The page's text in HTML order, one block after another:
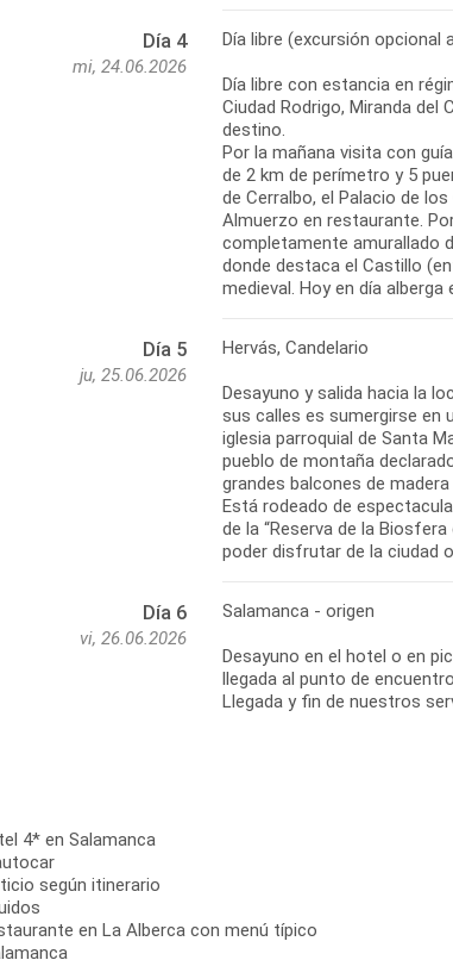
Día 4
mi, 24.06.2026
Día libre (excursión opcional
Día libre con estancia en
Ciudad Rodrigo, Miranda del
destino.
Por la mañana visita con
de 2 km de perímetro y 5
de Cerralbo, el Palacio de
Almuerzo en restaurante.
completamente amurallado
donde destaca el Castillo
medieval. Hoy en día
Día 5
ju, 25.06.2026
Hervás, Candelario
Desayuno y salida hacia la
sus calles es sumergirse en
iglesia parroquial de Santa
pueblo de montaña
grandes balcones de
Está rodeado de
de la “Reserva de la
poder disfrutar de la ciudad
Día 6
vi, 26.06.2026
Salamanca - origen
Desayuno en el hotel o en
llegada al punto de
4* en Salamanca
según itinerario
en La Alberca con menú típico